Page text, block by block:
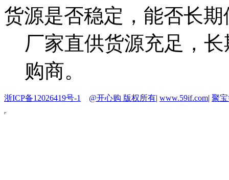
货源是否稳定，能否长期
厂家直供货源充足，
购商。
浙ICP备12026419号-1 @开心购 版权所有| www.59if.com| 聚